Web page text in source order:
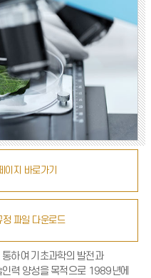
이지 바로가기
정 파일 다운로드
하여 기초과학의 발전과
력 양성을 목적으로 1989년에